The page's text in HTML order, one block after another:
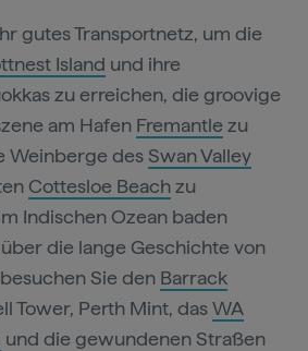
gutes Transportnetz, um die
Island und ihre
zu erreichen, die groovige
am Hafen Fremantle zu
Weinberge desSwan Valley
Cottesloe Beachzu
Indischen Ozean baden
die lange Geschichte von
Sie den Barrack
Tower, Perth Mint, dasWA
und die gewundenen Straßen